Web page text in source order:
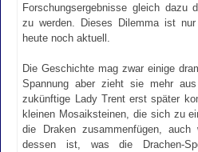
Forschungsergebnisse gleich dazu
zu werden. Dieses Dilemma ist
heute noch aktuell.
Die Geschichte mag zwar einige
Spannung aber zieht sie mehr
zukünftige Lady Trent erst später
kleinen Mosaiksteinen, die sich zu
die Draken zusammenfügen,
dessen ist, was die Drachen-